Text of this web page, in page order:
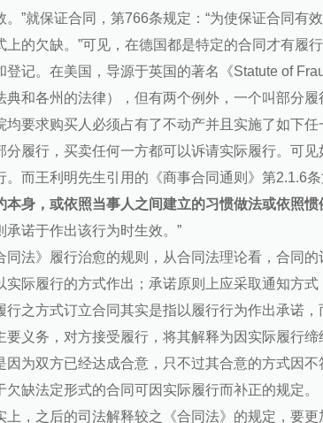
。”就保证合同，第766条规定：“为使保证合同
上的欠缺。”可见，在德国都是特定的合同才有
登记。在美国，导源于英国的著名《Statute of
典和各州的法律），但有两个例外，一个叫部分
均要求购买人必须占有了不动产并且实施了如下
分履行，买卖任何一方都可以诉请实际履行。可
。而王利明先生引用的《商事合同通则》第2.1.6
本身，或依照当事人之间建立的习惯做法或依照惯
承诺于作出该行为时生效。”
同法》履行治愈的规则，从合同法理论看，合同
实际履行的方式作出；承诺原则上应采取通知方
行之方式订立合同其实是指以履行行为作出承诺
要义务，对方接受履行，将其解释为因实际履行
因为双方已经达成合意，只不过其合意的方式因
欠缺法定形式的合同可因实际履行而补正的规定。
上，之后的司法解释较之《合同法》的规定，要